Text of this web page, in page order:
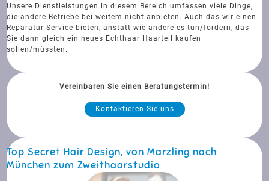
Unsere Dienstleistungen in diesem Bereich umfassen viele Dinge,
die andere Betriebe bei weitem nicht anbieten. Auch das wir einen
Reparatur Service bieten, anstatt wie andere es tun/fordern, das
Sie dann gleich ein neues Echthaar Haarteil kaufen
sollen/müssten.
Vereinbaren Sie einen Beratungstermin!
Kontaktieren Sie uns
Top Secret Hair Design, von Marzling nach
München zum Zweithaarstudio